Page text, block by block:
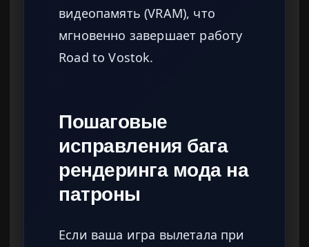
видеопамять (VRAM), что
мгновенно завершает работу
Road to Vostok.
Пошаговые
исправления бага
рендеринга мода на
патроны
Если ваша игра вылетала при